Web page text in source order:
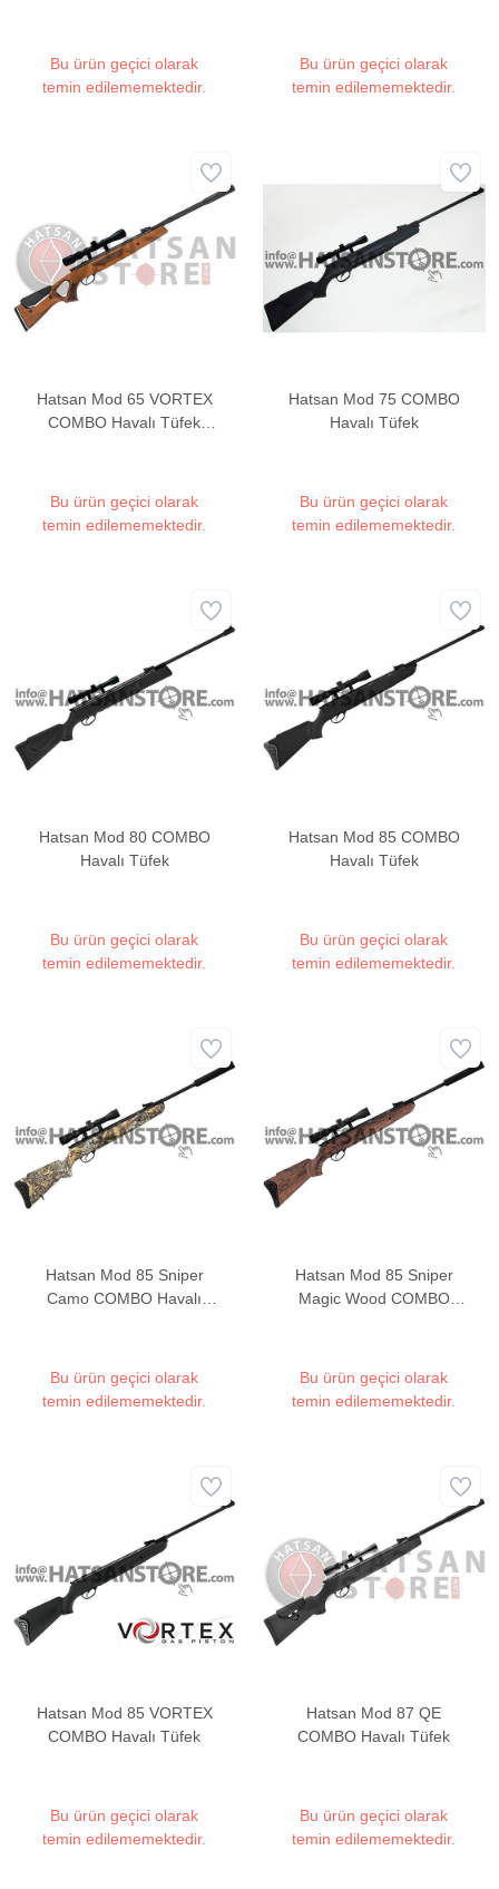
Bu ürün geçici olarak
temin edilememektedir.
Bu ürün geçici olarak
temin edilememektedir.
Hatsan Mod 65 VORTEX
COMBO Havalı Tüfek
Bu ürün geçici olarak
temin edilememektedir.
Hatsan Mod 75 COMBO
Havalı Tüfek
Bu ürün geçici olarak
temin edilememektedir.
Hatsan Mod 80 COMBO
Havalı Tüfek
Bu ürün geçici olarak
temin edilememektedir.
Hatsan Mod 85 COMBO
Havalı Tüfek
Bu ürün geçici olarak
temin edilememektedir.
Hatsan Mod 85 Sniper
Camo COMBO Havalı
Bu ürün geçici olarak
temin edilememektedir.
Hatsan Mod 85 Sniper
Magic Wood COMBO
Bu ürün geçici olarak
temin edilememektedir.
Hatsan Mod 85 VORTEX
COMBO Havalı Tüfek
Bu ürün geçici olarak
temin edilememektedir.
Hatsan Mod 87 QE
COMBO Havalı Tüfek
Bu ürün geçici olarak
temin edilememektedir.